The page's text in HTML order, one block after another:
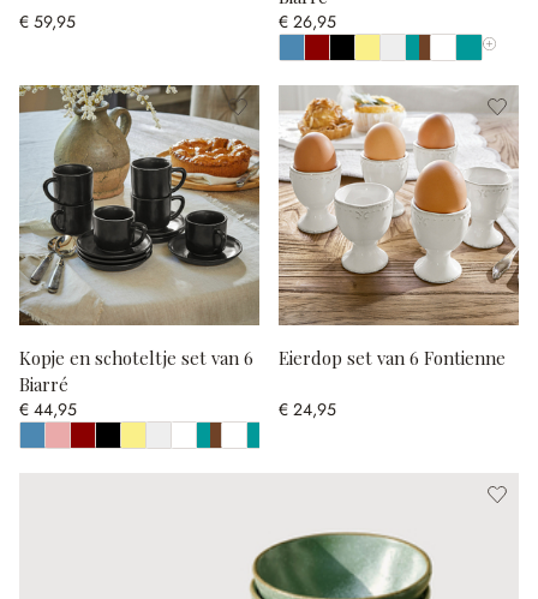
€ 59,95
€ 26,95
Toon
Kopje en schoteltje set van 6
Biarré
€ 44,95
Eierdop set van 6 Fontienne
€ 24,95